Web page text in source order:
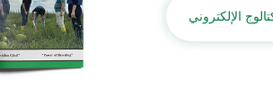
الإلكتروني